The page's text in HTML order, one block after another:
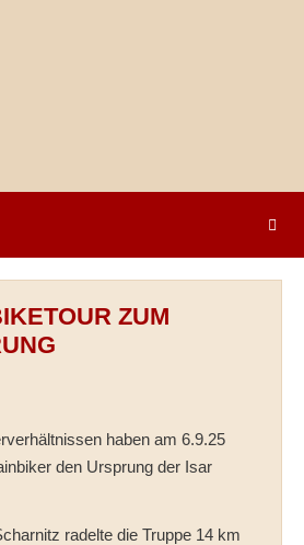
ZUM
haben am 6.9.25
den Ursprung der Isar
radelte die Truppe 14 km